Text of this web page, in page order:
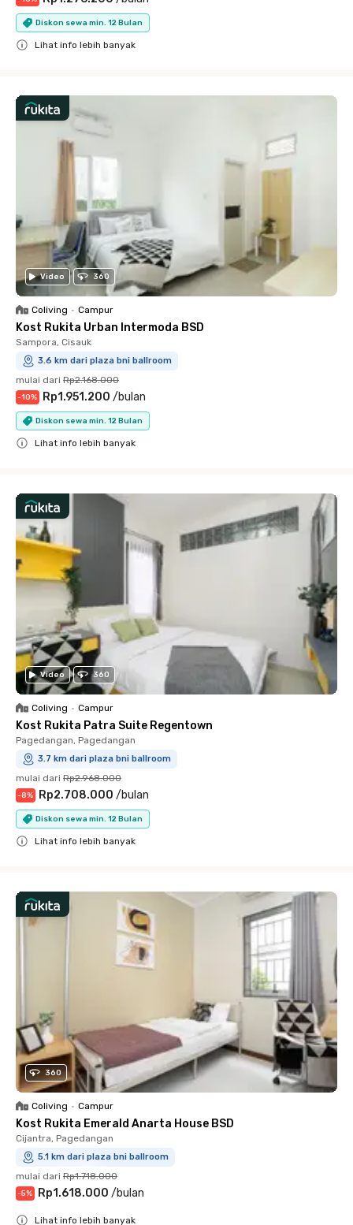
Diskon sewa min. 12 Bulan
Lihat info lebih banyak
Video 360
Coliving • Campur
Kost Rukita Urban Intermoda BSD
Sampora, Cisauk
3.6 km dari plaza bni ballroom
mulai dari Rp2.168.000
-10% Rp1.951.200 /bulan
Diskon sewa min. 12 Bulan
Lihat info lebih banyak
Video 360
Coliving • Campur
Kost Rukita Patra Suite Regentown
Pagedangan, Pagedangan
3.7 km dari plaza bni ballroom
mulai dari Rp2.968.000
-8% Rp2.708.000 /bulan
Diskon sewa min. 12 Bulan
Lihat info lebih banyak
360
Coliving • Campur
Kost Rukita Emerald Anarta House BSD
Cijantra, Pagedangan
5.1 km dari plaza bni ballroom
mulai dari Rp1.718.000
-5% Rp1.618.000 /bulan
Lihat info lebih banyak